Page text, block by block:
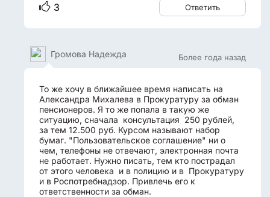
3 Ответить
Более года назад
Громова Надежда
То же хочу в ближайшее время написать на
Александра Михалева в Прокуратуру за обман
пенсионеров. Я то же попала в такую же
ситуацию, сначала консультация 250 рублей,
за тем 12.500 руб. Курсом называют набор
бумаг. "Пользовательское соглашение" ни о
чем, телефоны не отвечают, электронная почта
не работает. Нужно писать, тем кто пострадал
от этого человека и в полицию и в Прокуратуру
и в Роспотребнадзор. Привлечь его к
ответственности за обман.